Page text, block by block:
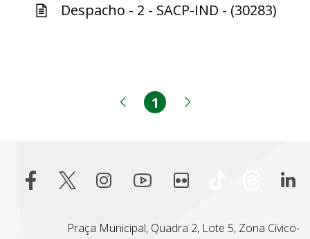
Despacho - 2 - SACP-IND - (30283)
Página anterior
Página
1
Praça Municipal, Quadra 2, Lote 5, Zona Cívico-